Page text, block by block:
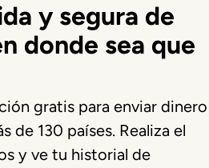
y segura de
donde sea que
gratis para enviar dinero
de 130 países. Realiza el
y ve tu historial de